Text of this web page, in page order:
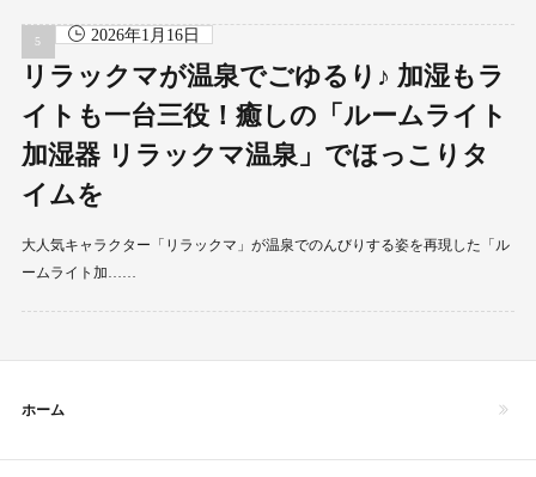
2026年1月16日
リラックマが温泉でごゆるり♪ 加湿もラ
イトも一台三役！癒しの「ルームライト
加湿器 リラックマ温泉」でほっこりタ
イムを
大人気キャラクター「リラックマ」が温泉でのんびりする姿を再現した「ル
ームライト加……
ホーム